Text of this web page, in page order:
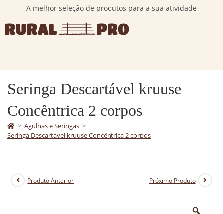
A melhor seleção de produtos para a sua atividade
Seringa Descartável kruuse
Concêntrica 2 corpos
> Agulhas e Seringas >
Seringa Descartável kruuse Concêntrica 2 corpos
Produto Anterior Próximo Produto